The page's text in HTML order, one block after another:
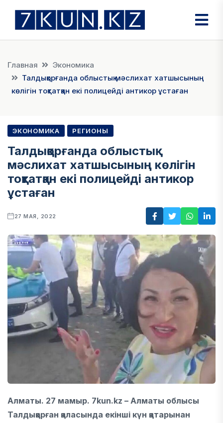
Главная
Экономика
Талдықорғанда облыстық мәслихат хатшысының
көлігін тоқтатқан екі полицейді антикор ұстаған
ЭКОНОМИКА РЕГИОНЫ
Талдықорғанда облыстық
мәслихат хатшысының көлігін
тоқтатқан екі полицейді антикор
ұстаған
27 МАЯ, 2022
Алматы. 27 мамыр. 7kun.kz – Алматы облысы
Талдықорған қаласында екінші күн қатарынан